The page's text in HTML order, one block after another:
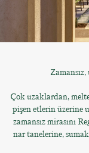
Çok uzaklardan,
pişen etlerin üzerine
zamansız mirasını
nar tanelerine,